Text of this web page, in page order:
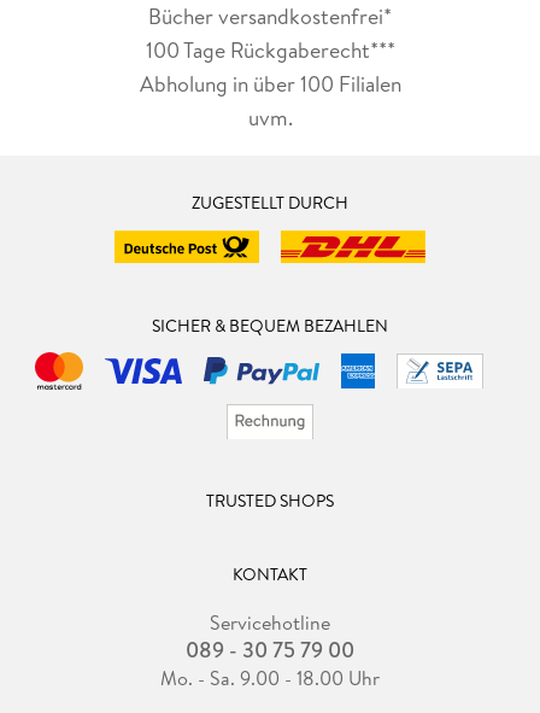
Bücher versandkostenfrei*
100 Tage Rückgaberecht***
Abholung in über 100 Filialen
uvm.
ZUGESTELLT DURCH
SICHER & BEQUEM BEZAHLEN
TRUSTED SHOPS
KONTAKT
Servicehotline
089 - 30 75 79 00
Mo. - Sa. 9.00 - 18.00 Uhr